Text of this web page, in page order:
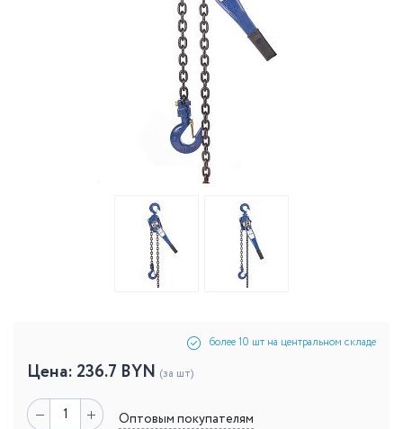
более 10 шт на центральном складе
Цена: 236.7 BYN (за шт)
Оптовым покупателям